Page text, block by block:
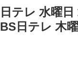
日テレ 水曜
BS日テレ 木